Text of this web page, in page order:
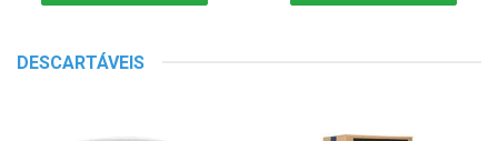
DESCARTÁVEIS